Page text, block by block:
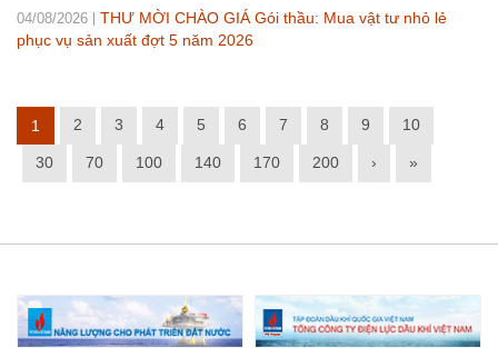
04/08/2026
THƯ MỜI CHÀO GIÁ Gói thầu: Mua vật tư nhỏ lẻ
phục vụ sản xuất đợt 5 năm 2026
1 2 3 4 5 6 7 8 9 10
30 70 100 140 170 200 › »